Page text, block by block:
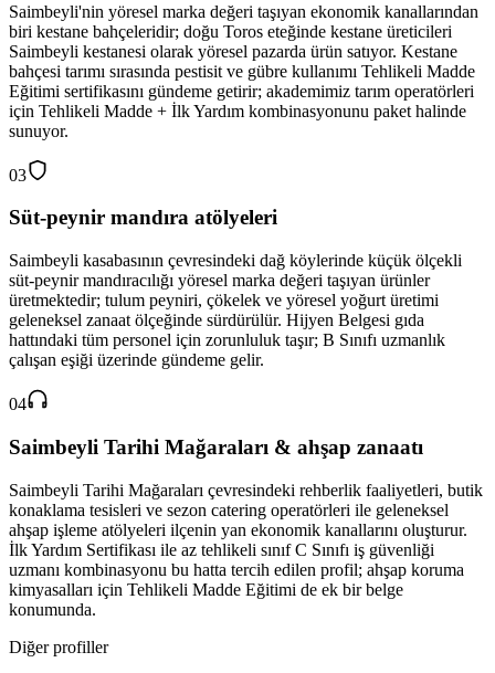
Saimbeyli'nin yöresel marka değeri taşıyan ekonomik kanallarından
biri kestane bahçeleridir; doğu Toros eteğinde kestane üreticileri
Saimbeyli kestanesi olarak yöresel pazarda ürün satıyor. Kestane
bahçesi tarımı sırasında pestisit ve gübre kullanımı Tehlikeli Madde
Eğitimi sertifikasını gündeme getirir; akademimiz tarım operatörleri
için Tehlikeli Madde + İlk Yardım kombinasyonunu paket halinde
sunuyor.
03
Süt-peynir mandıra atölyeleri
Saimbeyli kasabasının çevresindeki dağ köylerinde küçük ölçekli
süt-peynir mandıracılığı yöresel marka değeri taşıyan ürünler
üretmektedir; tulum peyniri, çökelek ve yöresel yoğurt üretimi
geleneksel zanaat ölçeğinde sürdürülür. Hijyen Belgesi gıda
hattındaki tüm personel için zorunluluk taşır; B Sınıfı uzmanlık
çalışan eşiği üzerinde gündeme gelir.
04
Saimbeyli Tarihi Mağaraları & ahşap zanaatı
Saimbeyli Tarihi Mağaraları çevresindeki rehberlik faaliyetleri, butik
konaklama tesisleri ve sezon catering operatörleri ile geleneksel
ahşap işleme atölyeleri ilçenin yan ekonomik kanallarını oluşturur.
İlk Yardım Sertifikası ile az tehlikeli sınıf C Sınıfı iş güvenliği
uzmanı kombinasyonu bu hatta tercih edilen profil; ahşap koruma
kimyasalları için Tehlikeli Madde Eğitimi de ek bir belge
konumunda.
Diğer profiller